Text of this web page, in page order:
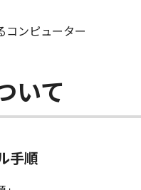
コンピューター
いて
手順